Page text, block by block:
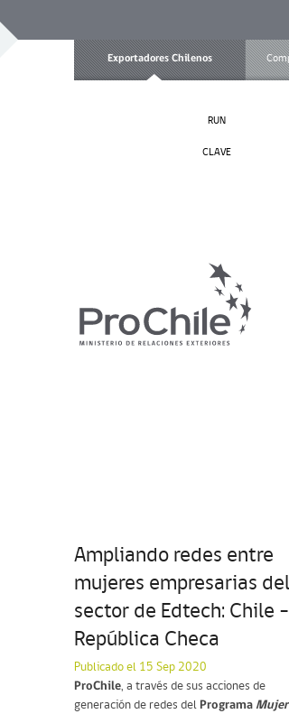
Exportadores Chilenos
RUN
CLAVE
Ampliando redes entre
mujeres empresarias del
sector de Edtech: Chile –
República Checa
Publicado el 15 Sep 2020
ProChile, a través de sus acciones de
generación de redes del Programa Mujer